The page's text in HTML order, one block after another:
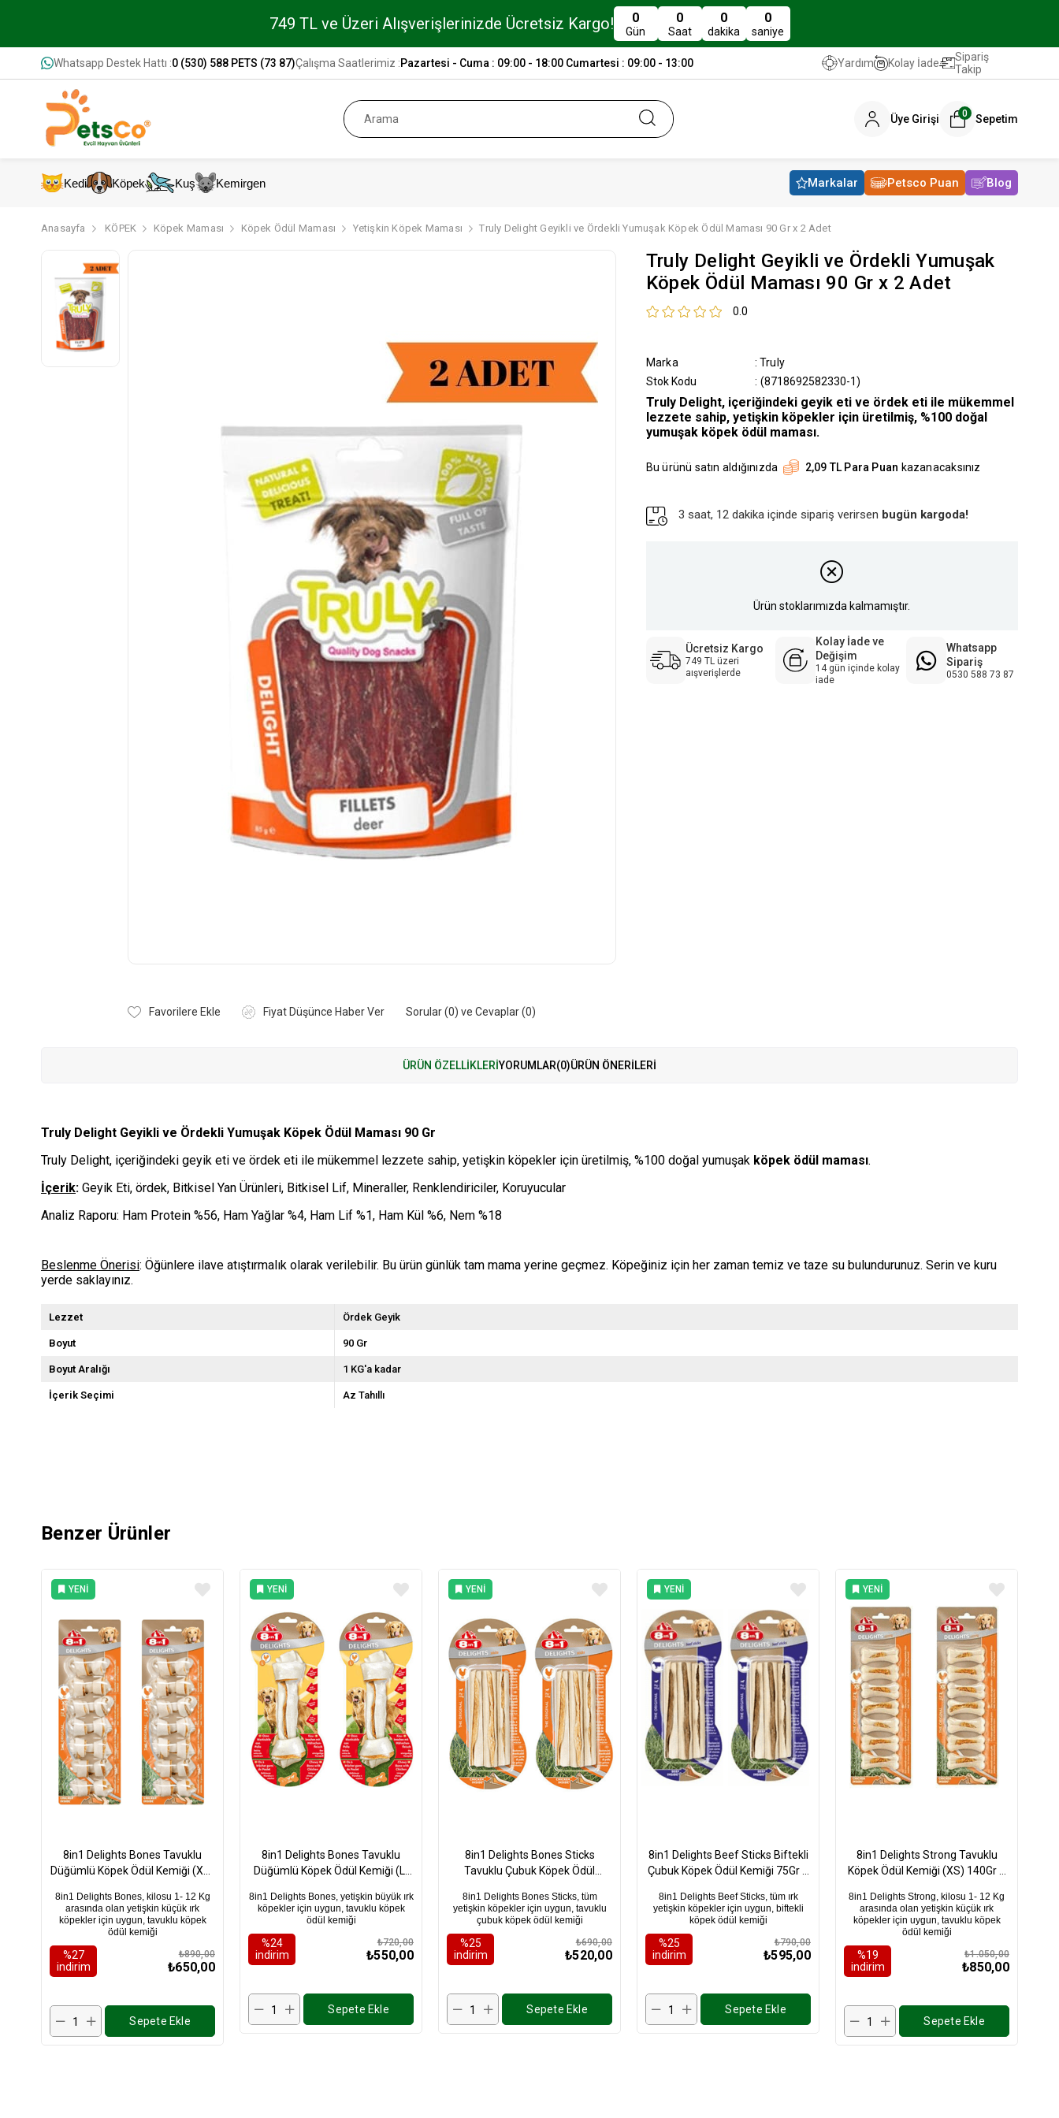
749 TL ve Üzeri Alışverişlerinizde Ücretsiz Kargo! 0
Gün
0
Saat
0
dakika
0
saniye
Whatsapp Destek Hattı :0 (530) 588 PETS (73 87)Çalışma Saatlerimiz :Pazartesi - Cuma : 09:00 - 18:00 Cumartesi : 09:00 - 13:00 Yardım Kolay İade
Sipariş
Takip
Üye Girişi Sepetim
0
Kedi Köpek Kuş Kemirgen Markalar Petsco Puan Blog
Anasayfa KÖPEK Köpek Maması Köpek Ödül Maması Yetişkin Köpek Maması Truly Delight Geyikli ve Ördekli Yumuşak Köpek Ödül Maması 90 Gr x 2 Adet
Favorilere Ekle Fiyat Düşünce Haber Ver Sorular (0) ve Cevaplar (0)
Truly Delight Geyikli ve Ördekli Yumuşak
Köpek Ödül Maması 90 Gr x 2 Adet
0.0
Marka : Truly
Stok Kodu
(8718692582330-1)
Truly Delight, içeriğindeki geyik eti ve ördek eti ile mükemmel
lezzete sahip, yetişkin köpekler için üretilmiş, %100 doğal
yumuşak köpek ödül maması.
Bu ürünü satın aldığınızda 2,09 TL Para Puan kazanacaksınız
3 saat, 12 dakika içinde sipariş verirsen bugün kargoda!
Ürün stoklarımızda kalmamıştır.
Ücretsiz Kargo
749 TL üzeri
aışverişlerde
Kolay İade ve
Değişim
14 gün içinde kolay
iade
Whatsapp
Sipariş
0530 588 73 87
ÜRÜN ÖZELLIKLERIYORUMLAR(0)ÜRÜN ÖNERILERI
Truly Delight Geyikli ve Ördekli Yumuşak Köpek Ödül Maması 90 Gr
Truly Delight, içeriğindeki geyik eti ve ördek eti ile mükemmel lezzete sahip, yetişkin köpekler için üretilmiş, %100 doğal yumuşak köpek ödül maması.
İçerik: Geyik Eti, ördek, Bitkisel Yan Ürünleri, Bitkisel Lif, Mineraller, Renklendiriciler, Koruyucular
Analiz Raporu: Ham Protein %56, Ham Yağlar %4, Ham Lif %1, Ham Kül %6, Nem %18
Beslenme Önerisi: Öğünlere ilave atıştırmalık olarak verilebilir. Bu ürün günlük tam mama yerine geçmez. Köpeğiniz için her zaman temiz ve taze su bulundurunuz. Serin ve kuru
yerde saklayınız.
Lezzet Ördek Geyik
Boyut 90 Gr
Boyut Aralığı 1 KG'a kadar
İçerik Seçimi Az Tahıllı
Benzer Ürünler
8in1 Delights Bones Tavuklu
Düğümlü Köpek Ödül Kemiği (XS)
8in1 Delights Bones, kilosu 1- 12 Kg
arasında olan yetişkin küçük ırk
köpekler için uygun, tavuklu köpek
ödül kemiği
%27
i̇ndirim
₺650,00
₺890,00
Sepete Ekle
YENI
8in1 Delights Bones Tavuklu
Düğümlü Köpek Ödül Kemiği (L)
8in1 Delights Bones, yetişkin büyük ırk
köpekler için uygun, tavuklu köpek
ödül kemiği
%24
i̇ndirim
₺550,00
₺720,00
Sepete Ekle
YENI
8in1 Delights Bones Sticks
Tavuklu Çubuk Köpek Ödül
8in1 Delights Bones Sticks, tüm
yetişkin köpekler için uygun, tavuklu
çubuk köpek ödül kemiği
%25
i̇ndirim
₺520,00
₺690,00
Sepete Ekle
YENI
8in1 Delights Beef Sticks Biftekli
Çubuk Köpek Ödül Kemiği 75Gr X
8in1 Delights Beef Sticks, tüm ırk
yetişkin köpekler için uygun, biftekli
köpek ödül kemiği
%25
i̇ndirim
₺595,00
₺790,00
Sepete Ekle
YENI
ÜRÜN
8in1 Delights Strong Tavuklu
Köpek Ödül Kemiği (XS) 140Gr X
8in1 Delights Strong, kilosu 1- 12 Kg
arasında olan yetişkin küçük ırk
köpekler için uygun, tavuklu köpek
ödül kemiği
%19
i̇ndirim
₺850,00
₺1.050,00
Sepete Ekle
YENI
ÜRÜN